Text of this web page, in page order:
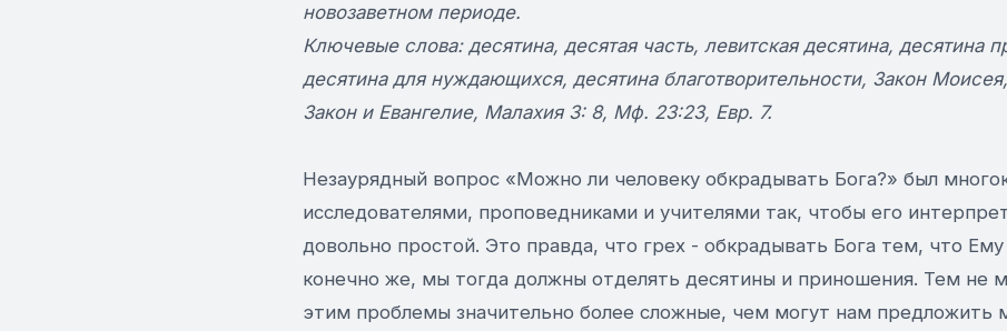
новозаветном периоде.
Ключевые слова: десятина, десятая часть, левитская десятина, десятина
десятина для нуждающихся, десятина благотворительности, Закон
Закон и Евангелие, Малахия 3: 8, Мф. 23:23, Евр. 7.
Незаурядный вопрос «Можно ли человеку обкрадывать Бога?» был
исследователями, проповедниками и учителями так, чтобы его
довольно простой. Это правда, что грех - обкрадывать Бога тем, что
конечно же, мы тогда должны отделять десятины и приношения. Тем не
этим проблемы значительно более сложные, чем могут нам предложить